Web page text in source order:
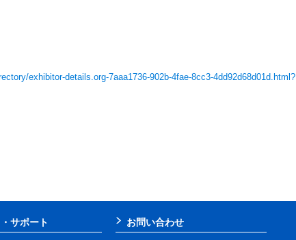
exhibitor-details.org-7aaa1736-902b-4fae-8cc3-4dd92d68d01d.html?
サポート お問い合わせ